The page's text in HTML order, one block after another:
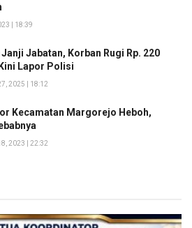
| 18:39
Janji Jabatan, Korban Rugi Rp. 220
Lapor Polisi
2025 | 18:12
Kecamatan Margorejo Heboh,
2023 | 22:32